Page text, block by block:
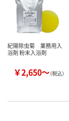
紀陽除虫菊 業務用入
浴剤 粉末入浴剤
￥2,650～（税込）